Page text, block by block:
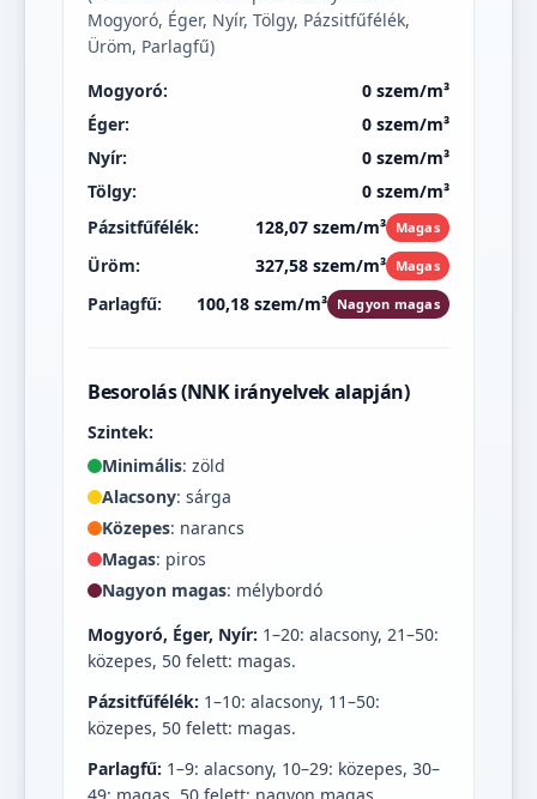
Mogyoró, Éger, Nyír, Tölgy, Pázsitfűfélék,
Üröm, Parlagfű)
Mogyoró:
0 szem/m³
Éger:
0 szem/m³
Nyír:
0 szem/m³
Tölgy:
0 szem/m³
Pázsitfűfélék:
128,07 szem/m³ Magas
Üröm: 327,58 szem/m³ Magas
Parlagfű: 100,18 szem/m³ Nagyon magas
Besorolás (NNK irányelvek alapján)
Szintek:
Minimális: zöld
Alacsony: sárga
Közepes: narancs
Magas: piros
Nagyon magas: mélybordó
Mogyoró, Éger, Nyír: 1–20: alacsony, 21–50:
közepes, 50 felett: magas.
Pázsitfűfélék: 1–10: alacsony, 11–50:
közepes, 50 felett: magas.
Parlagfű: 1–9: alacsony, 10–29: közepes, 30–